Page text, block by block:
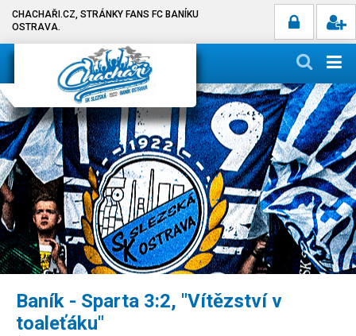
CHACHAŘI.CZ, STRÁNKY FANS FC BANÍKU
OSTRAVA.
Baník - Sparta 3:2, "Vítězství v
toaleťáku"